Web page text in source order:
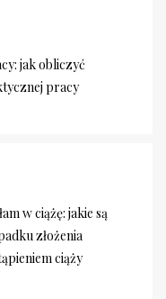
jak obliczyć
pracy
w ciążę: jakie są
złożenia
ciąży